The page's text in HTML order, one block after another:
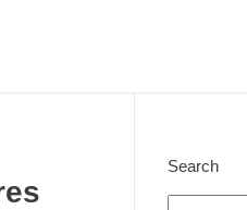
Search